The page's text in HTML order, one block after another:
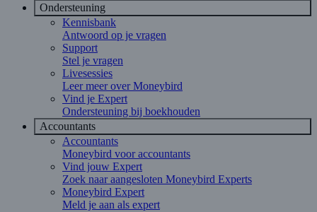
Ondersteuning
Kennisbank
Antwoord op je vragen
Support
Stel je vragen
Livesessies
Leer meer over Moneybird
Vind je Expert
Ondersteuning bij boekhouden
Accountants
Accountants
Moneybird voor accountants
Vind jouw Expert
Zoek naar aangesloten Moneybird Experts
Moneybird Expert
Meld je aan als expert